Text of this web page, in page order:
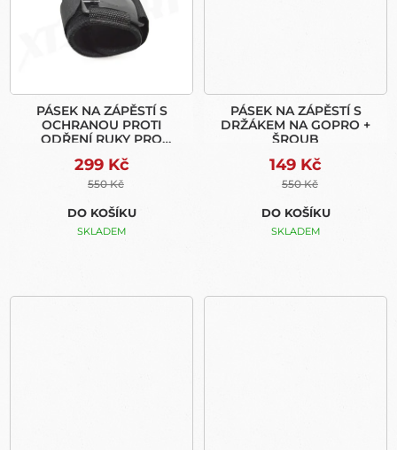
PÁSEK NA ZÁPĚSTÍ S
OCHRANOU PROTI
ODŘENÍ RUKY PRO
299 Kč
550 Kč
DO KOŠÍKU
SKLADEM
PÁSEK NA ZÁPĚSTÍ S
DRŽÁKEM NA GOPRO +
ŠROUB
149 Kč
550 Kč
DO KOŠÍKU
SKLADEM